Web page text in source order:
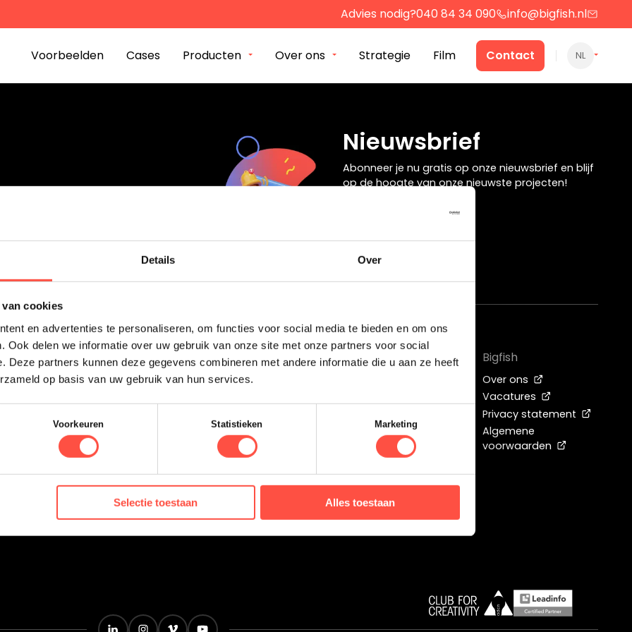
Details Over
cookies
en advertenties te personaliseren, om functies voor social media te bieden en om ons
Ook delen we informatie over uw gebruik van onze site met onze partners voor social
Deze partners kunnen deze gegevens combineren met andere informatie die u aan ze heeft
op basis van uw gebruik van hun services.
Voorkeuren Statistieken Marketing
Selectie toestaan Alles toestaan
Advies nodig?040 84 34 090 info@bigfish.nl
Voorbeelden Cases Producten Over ons Strategie Film Contact NL
Producten
Contact
Strategie
245
Rijk
Nieuwsbrief
Abonneer je nu gratis op onze nieuwsbrief en blijf
op de hoogte van onze nieuwste projecten!
Blogs
Video Marketing
Adverteren op YouTube
Aanbesteding TenneT – Winnen kun je
Alle blogposts
Bigfish
Over ons
Vacatures
Privacy statement
Algemene
voorwaarden